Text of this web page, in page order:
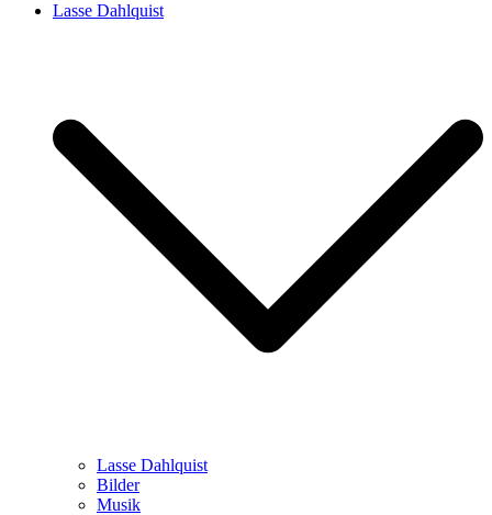
Lasse Dahlquist
Lasse Dahlquist
Bilder
Musik